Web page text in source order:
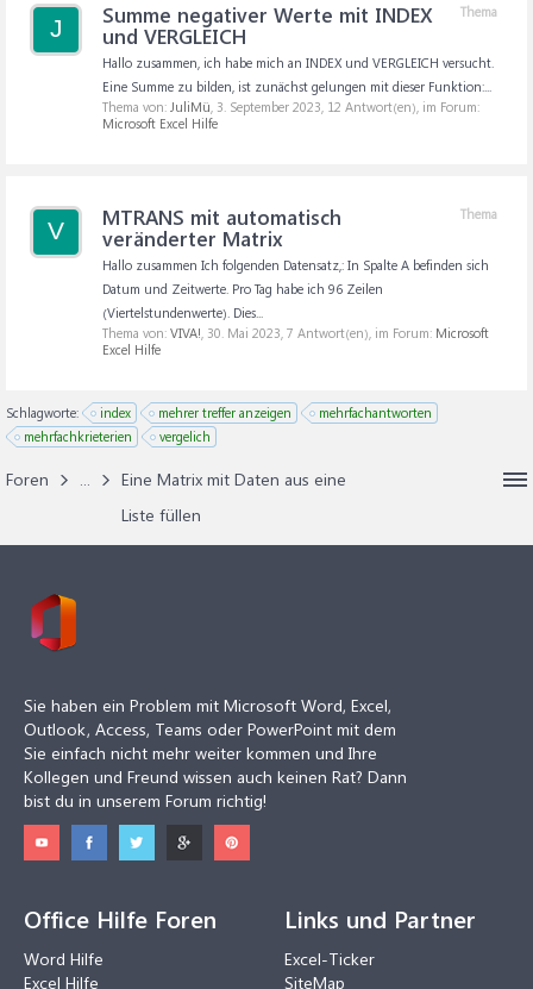
J
Thema
Summe negativer Werte mit INDEX
und VERGLEICH
Hallo zusammen, ich habe mich an INDEX und VERGLEICH versucht.
Eine Summe zu bilden, ist zunächst gelungen mit dieser Funktion:...
Thema von: JuliMü, 3. September 2023, 12 Antwort(en), im Forum:
Microsoft Excel Hilfe
V
Thema
MTRANS mit automatisch
veränderter Matrix
Hallo zusammen Ich folgenden Datensatz,: In Spalte A befinden sich
Datum und Zeitwerte. Pro Tag habe ich 96 Zeilen
(Viertelstundenwerte). Dies...
Thema von: VIVA!, 30. Mai 2023, 7 Antwort(en), im Forum: Microsoft
Excel Hilfe
Schlagworte: index mehrer treffer anzeigen
mehrfachantworten
mehrfachkrieterien
vergelich
Foren ...
Eine Matrix mit Daten aus eine
Liste füllen
Sie haben ein Problem mit Microsoft Word, Excel,
Outlook, Access, Teams oder PowerPoint mit dem
Sie einfach nicht mehr weiter kommen und Ihre
Kollegen und Freund wissen auch keinen Rat? Dann
bist du in unserem Forum richtig!
Office Hilfe Foren
Word Hilfe
Excel Hilfe
Links und Partner
Excel-Ticker
SiteMap